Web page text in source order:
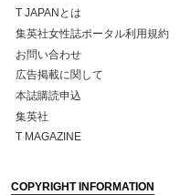
T JAPANとは
集英社女性誌ポータル利用規約
お問い合わせ
広告掲載に関して
本誌購読申込
集英社
T MAGAZINE
COPYRIGHT INFORMATION